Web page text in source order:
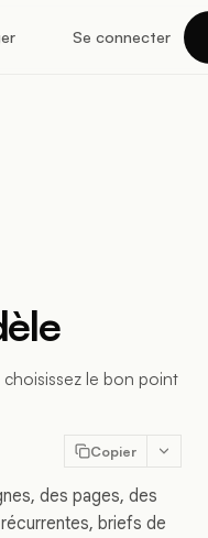
Se connecter
le bon point
Copier
des pages, des
briefs de